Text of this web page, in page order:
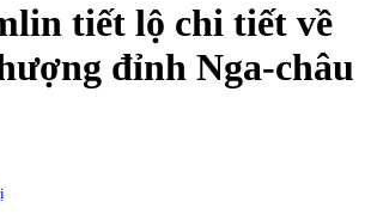
tiết lộ chi tiết về
đỉnh Nga-châu